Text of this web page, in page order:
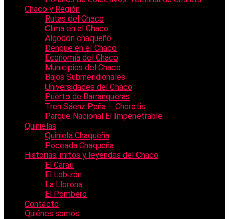
Chaco y Región
Rutas del Chaco
Clima en el Chaco
Algodón chaqueño
Dengue en el Chaco
Economía del Chaco
Municipios del Chaco
Bajos Submeridionales
Universidades del Chaco
Puerto de Barranqueras
Tren Sáenz Peña – Chorotis
Parque Nacional El Impenetrable
Quinielas
Quiniela Chaqueña
Poceada Chaqueña
Historias, mitos y leyendas del Chaco
El Carau
El Lobizón
La Llorona
El Pombero
Contacto
Quiénes somos